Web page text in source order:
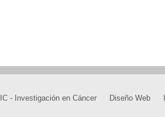
- Investigación en Cáncer Diseño Web